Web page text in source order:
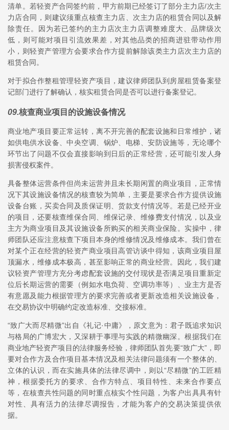
清单。若轻资产合同签约前，甲方前期已经签订了部分主力店/次主
力店合同，则建议须重点核查主力店、次主力店的租赁合同以及解
除责任。因为若已签约的主力店次主力店调整难度大、品牌级次
低，则可能对项目引流效果差，对其他品类的招商进驻带动作用
小，则轻资产管理方会要求合作方提前解除该类主力店次主力店的
租赁合同。
对于拟合作整租管理轻资产项目，建议律师团队到房屋租赁备案登
记部门进行了解确认，核实租赁合同是否可以进行备案登记。
09.核查商业项目的设施设备情况
商业地产项目要正常运转，离不开完善的配套设施和日常维护，诸
如供电供水设备、中央空调、锅炉、电梯、安防设施等，无论哪个
环节出了问题不仅会直接影响到日后的正常经营，还可能引发人身
损害侵权案件。
具备整体运营条件但尚未运营并且未长期闲置的商业项目，正常情
况下其设施设备情况的核查较为简单，主要是要求合作方提供设施
设备台账，买卖合同及质保证明、货款支付情况等。若是已经开业
的项目，还要核查维保合同、维保记录、维修费支付情况，以及业
主方为商业项目及其设施设备所购买的相关商业保险。实操中，律
师团队还应注意核查下项目本身的维修情况及维修成本。我们曾在
对某个正在经营的轻资产商业项目高管访谈中得知，该商业项目屋
顶漏水，维修成本极高，甚至影响正常的商业经营。因此，我们建
议轻资产管理方充分考虑配套设施的交付现状是否满足项目重新定
位后长期运营的需要（例如水电负荷、空调功率等）、业主方是否
有意愿及能力根据管理方的要求完善或者更新改造相关设施设备，
在交易协议中明确约定改造标准、交接标准。
“致广大而尽精微”出自《礼记·中庸》，原文意为：君子既追求知识
与格局的广博宏大，又深耕于事理与实践的精微幽深。根据我们在
商业地产轻资产项目的法律服务经验，律师团队首先要“致广大”，即
要对合作方及合作项目基本情况及相关法律问题须有一个整体的、
立体的认识，而在实施具体的法律尽调中，则以“尽精微”的工匠精
神，根据委托方的要求、合作方特点、项目特性、未来合作要点
等，在核查共性问题的同时重点核实个性问题，为客户出具具有针
对性、具有活力的法律尽调报告，才能为客户的交易决策提供依
据。